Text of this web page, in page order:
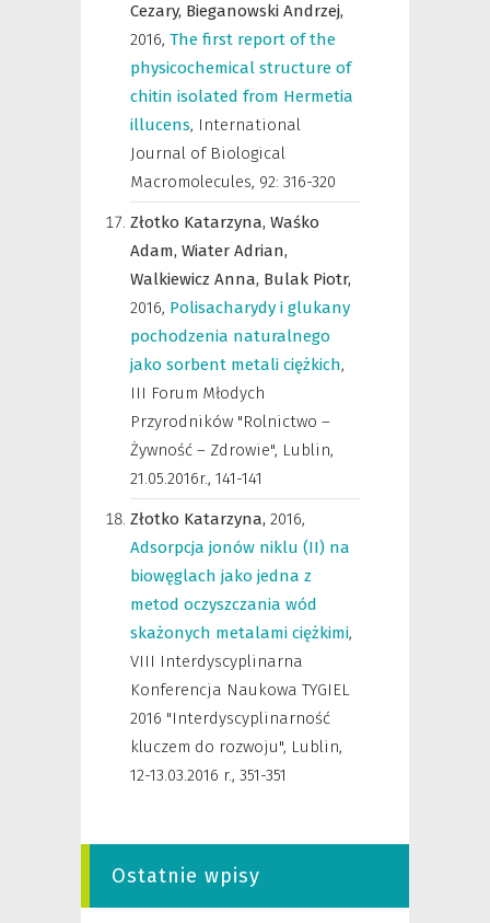
Cezary, Bieganowski Andrzej,
2016, The first report of the
physicochemical structure of
chitin isolated from Hermetia
illucens, International
Journal of Biological
Macromolecules, 92: 316-320
Złotko Katarzyna, Waśko
Adam, Wiater Adrian,
Walkiewicz Anna, Bulak Piotr,
2016, Polisacharydy i glukany
pochodzenia naturalnego
jako sorbent metali ciężkich,
III Forum Młodych
Przyrodników "Rolnictwo –
Żywność – Zdrowie", Lublin,
21.05.2016r., 141-141
Złotko Katarzyna, 2016,
Adsorpcja jonów niklu (II) na
biowęglach jako jedna z
metod oczyszczania wód
skażonych metalami ciężkimi,
VIII Interdyscyplinarna
Konferencja Naukowa TYGIEL
2016 "Interdyscyplinarność
kluczem do rozwoju", Lublin,
12-13.03.2016 r., 351-351
Ostatnie wpisy